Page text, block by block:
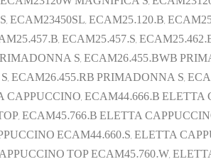
ECAM25.120.B,
ECAM25.457.S,
S, ECAM26.455.BWB
PRIMADONNA S,
ECAM44.666.B
ECAM45.766.B ELETTA
ECAM44.660.S, ELETTA
TOP ECAM45.760.W,